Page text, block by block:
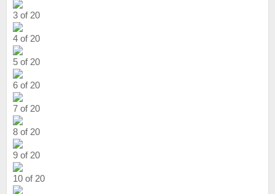
3 of 20
4 of 20
5 of 20
6 of 20
7 of 20
8 of 20
9 of 20
10 of 20